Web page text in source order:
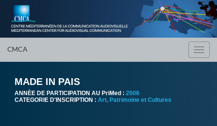
CMCA
MADE IN PAIS
ANNÈE DE PARTICIPATION AU PriMed : 2006
CATEGORIE D'INSCRIPTION : Art, Patrimoine et Cultures